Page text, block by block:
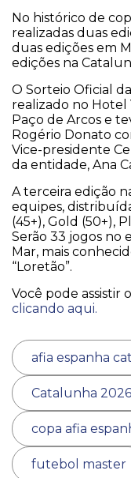
No histórico de
realizadas duas
duas edições em
edições na
O Sorteio Oficial
realizado no Hotel
Paço de Arcos e
Rogério Donato
Vice-presidente
da entidade, Ana
A terceira edição
equipes,
(45+), Gold (50+),
Serão 33 jogos no
Mar, mais
“Loretão”.
Você pode assistir
clicando aqui.
afia espanha
Catalunha 2026
copa afia
futebol master